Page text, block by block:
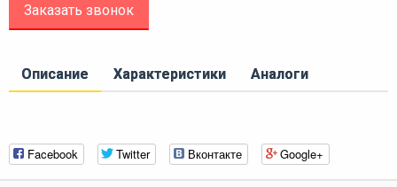
Заказать звонок
Описание Характеристики Аналоги
Facebook Twitter Вконтакте Google+